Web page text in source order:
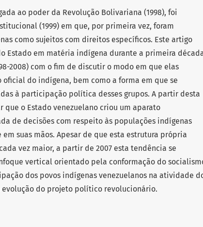
ao poder da Revolução Bolivariana (1998), foi
(1999) em que, por primeira vez, foram
como sujeitos com direitos específicos. Este artigo
Estado em matéria indígena durante a primeira
2008) com o fim de discutir o modo em que elas
oficial do indígena, bem como a forma em que se
à participação política desses grupos. A partir desta
que o Estado venezuelano criou um aparato
de decisões com respeito às populações indígenas
suas mãos. Apesar de que esta estrutura própria
vez maior, a partir de 2007 esta tendência se
vertical orientado pela conformação do
dos povos indígenas venezuelanos na atividade
do projeto político revolucionário.